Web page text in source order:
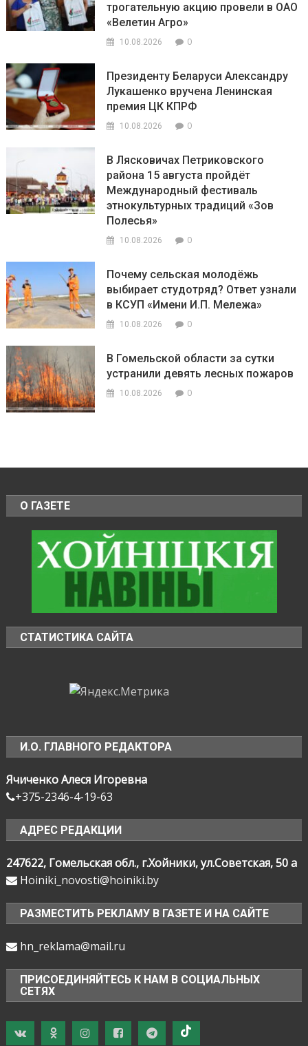
трогательную акцию провели в ОАО
«Велетин Агро»
10.08.2026 0
Президенту Беларуси Александру
Лукашенко вручена Ленинская
премия ЦК КПРФ
10.08.2026 0
В Лясковичах Петриковского
района 15 августа пройдёт
Международный фестиваль
этнокультурных традиций «Зов
Полесья»
10.08.2026 0
Почему сельская молодёжь
выбирает студотряд? Ответ узнали
в КСУП «Имени И.П. Мележа»
10.08.2026 0
В Гомельской области за сутки
устранили девять лесных пожаров
10.08.2026 0
О ГАЗЕТЕ
СТАТИСТИКА САЙТА
И.О. ГЛАВНОГО РЕДАКТОРА
Ячиченко Алеся Игоревна
+375-2346-4-19-63
АДРЕС РЕДАКЦИИ
247622, Гомельская обл., г.Хойники, ул.Советская, 50 а
Hoiniki_novosti@hoiniki.by
РАЗМЕСТИТЬ РЕКЛАМУ В ГАЗЕТЕ И НА САЙТЕ
hn_reklama@mail.ru
ПРИСОЕДИНЯЙТЕСЬ К НАМ В СОЦИАЛЬНЫХ
СЕТЯХ